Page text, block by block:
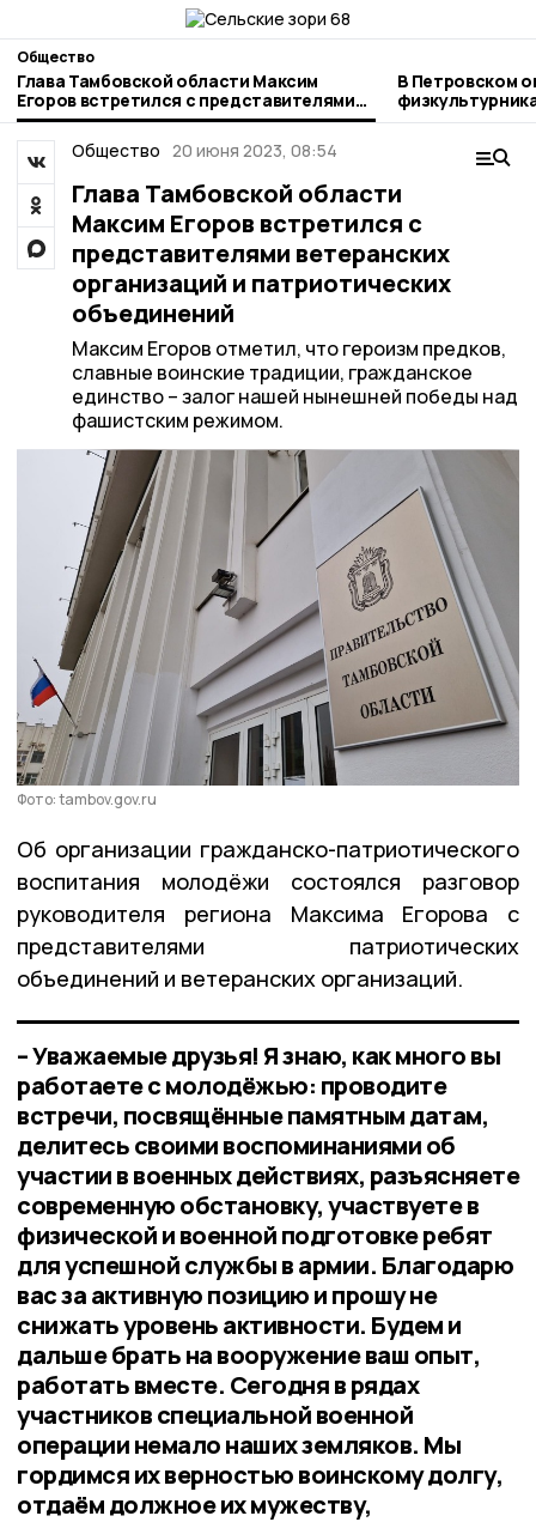
Общество
Глава Тамбовской области Максим
Егоров встретился с представителями
ветеранских организаций и
патриотических объединений
В Петровском
Общество 20 июня 2023, 08:54
Глава Тамбовской области
Максим Егоров встретился с
представителями ветеранских
организаций и патриотических
объединений
Максим Егоров отметил, что героизм предков,
славные воинские традиции, гражданское
единство – залог нашей нынешней победы над
фашистским режимом.
Фото: tambov.gov.ru
Об организации гражданско-патриотического
воспитания молодёжи состоялся разговор
руководителя региона Максима Егорова с
представителями патриотических
объединений и ветеранских организаций.
– Уважаемые друзья! Я знаю, как много вы
работаете с молодёжью: проводите
встречи, посвящённые памятным датам,
делитесь своими воспоминаниями об
участии в военных действиях, разъясняете
современную обстановку, участвуете в
физической и военной подготовке ребят
для успешной службы в армии. Благодарю
вас за активную позицию и прошу не
снижать уровень активности. Будем и
дальше брать на вооружение ваш опыт,
работать вместе. Сегодня в рядах
участников специальной военной
операции немало наших земляков. Мы
гордимся их верностью воинскому долгу,
отдаём должное их мужеству,